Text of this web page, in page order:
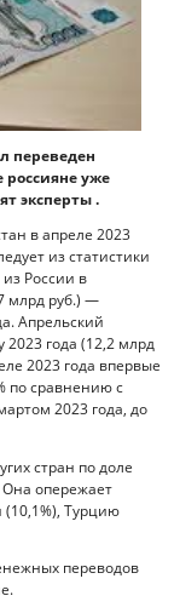
переведен
уже
эксперты .
в апреле 2023
из статистики
России в
млрд руб.) —
Апрельский
2023 года (12,2 млрд
2023 года впервые
по сравнению с
2023 года, до
стран по доле
опережает
Турцию
переводов